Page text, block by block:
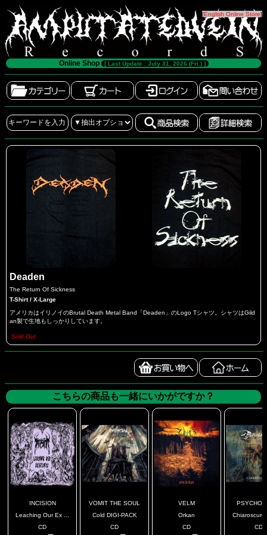
[English Online Store]
Online Shop [ Last Update : July 31, 2026 (Fri.) ]
Deaden
The Return Of Sickness
T-Shirt / X-Large
アメリカはイリノイのBrutal Death Metal Band「Deaden」のLogo Tシャツ。シャツはGild
an製で生地もしっかりしています。
Sold Out
こちらの商品も一緒にいかがですか？
INCISION
Leaching Our Ex ...
CD
VOMIT THE SOUL
Cold DIGI-PACK
CD
VELM
Orkan
CD
Chiaroscuro
CD